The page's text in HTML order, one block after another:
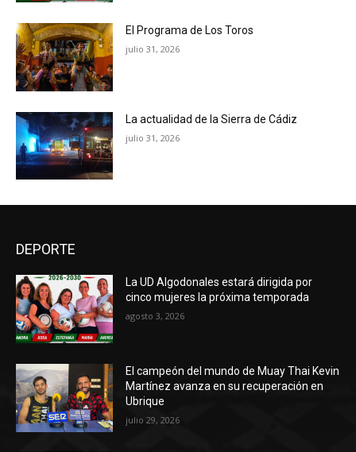
El Programa de Los Toros
julio 31, 2026
La actualidad de la Sierra de Cádiz
julio 31, 2026
DEPORTE
La UD Algodonales estará dirigida por
cinco mujeres la próxima temporada
agosto 3, 2026
El campeón del mundo de Muay Thai Kevin
Martínez avanza en su recuperación en
Ubrique
julio 29, 2026